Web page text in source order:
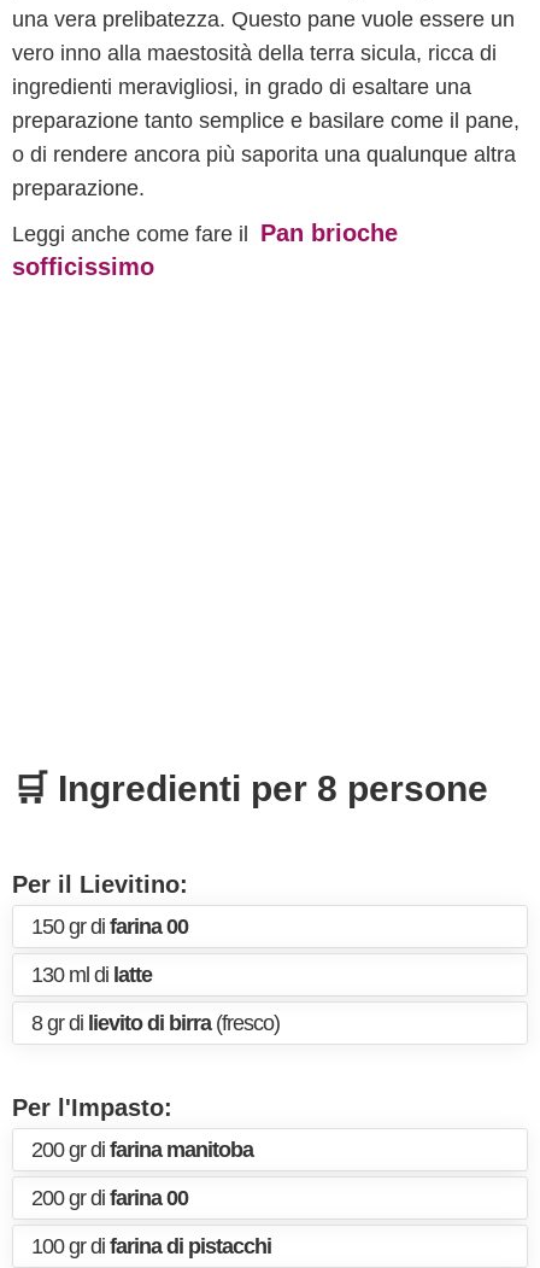
una vera prelibatezza. Questo pane vuole essere un
vero inno alla maestosità della terra sicula, ricca di
ingredienti meravigliosi, in grado di esaltare una
preparazione tanto semplice e basilare come il pane,
o di rendere ancora più saporita una qualunque altra
preparazione.
Leggi anche come fare il Pan brioche
sofficissimo
🛒 Ingredienti per 8 persone
Per il Lievitino:
150 gr di farina 00
130 ml di latte
8 gr di lievito di birra(fresco)
Per l'Impasto:
200 gr di farina manitoba
200 gr di farina 00
100 gr di farina di pistacchi